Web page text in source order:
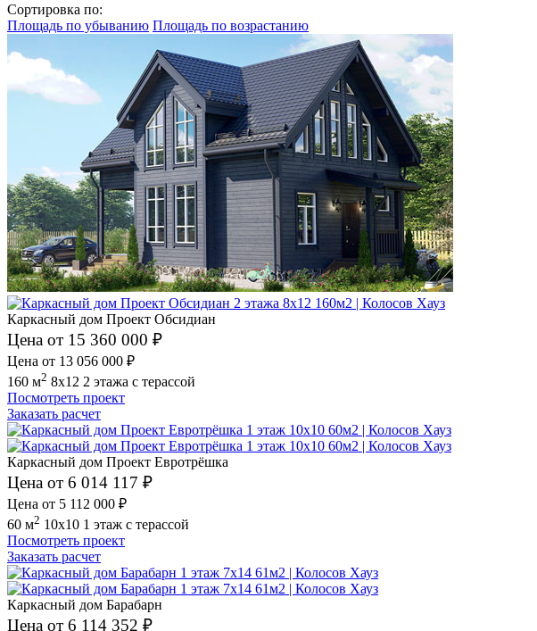
Сортировка по:
Площадь по убыванию Площадь по возрастанию
Каркасный дом Проект Обсидиан
Цена от 15 360 000 ₽
Цена от 13 056 000 ₽
160 м2 8x12 2 этажа с терассой
Посмотреть проект
Заказать расчет
Каркасный дом Проект Евротрёшка
Цена от 6 014 117 ₽
Цена от 5 112 000 ₽
60 м2 10x10 1 этаж с терассой
Посмотреть проект
Заказать расчет
Каркасный дом Барабарн
Цена от 6 114 352 ₽